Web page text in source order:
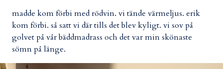
madde kom förbi med rödvin. vi tände värmeljus. erik
kom förbi. så satt vi där tills det blev kyligt. vi sov på
golvet på vår bäddmadrass och det var min skönaste
sömn på länge.